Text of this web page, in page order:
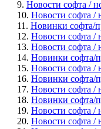
9. Новости софта /
10. Новости софта /
11. Новинки софта/
12. Новости софта /
13. Новости софта /
14. Новинки софта/
15. Новости софта /
16. Новинки софта/
17. Новости софта /
18. Новинки софта/
19. Новости софта /
20. Новости софта /